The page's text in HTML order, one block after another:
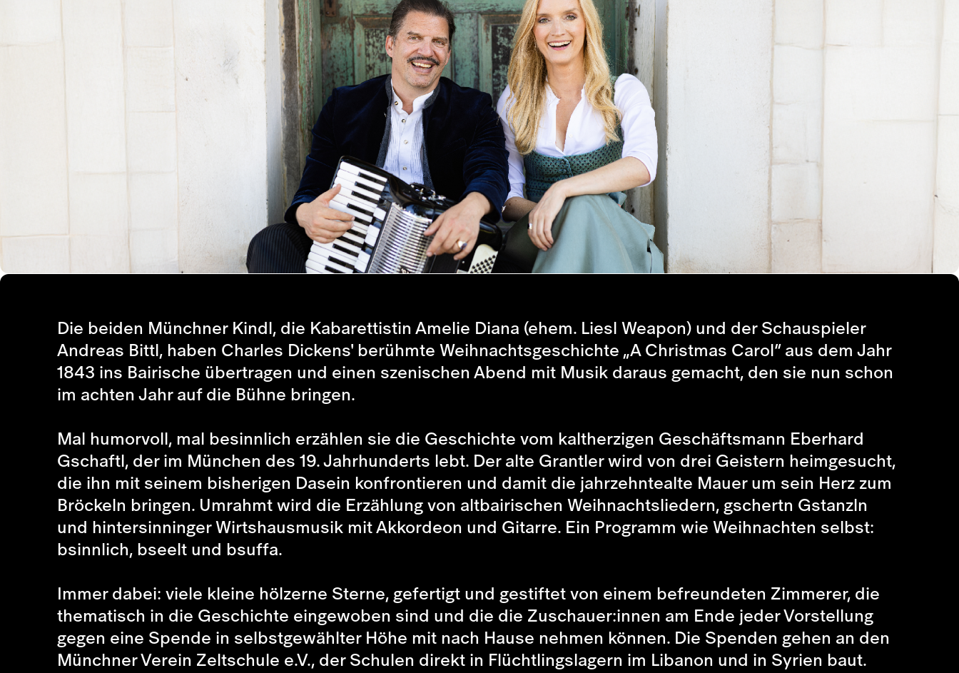
Die beiden Münchner Kindl, die Kabarettistin Amelie Diana (ehem. Liesl Weapon) und der Schauspieler
Andreas Bittl, haben Charles Dickens' berühmte Weihnachtsgeschichte „A Christmas Carol“ aus dem Jahr
1843 ins Bairische übertragen und einen szenischen Abend mit Musik daraus gemacht, den sie nun schon
im achten Jahr auf die Bühne bringen.
Mal humorvoll, mal besinnlich erzählen sie die Geschichte vom kaltherzigen Geschäftsmann Eberhard
Gschaftl, der im München des 19. Jahrhunderts lebt. Der alte Grantler wird von drei Geistern heimgesucht,
die ihn mit seinem bisherigen Dasein konfrontieren und damit die jahrzehntealte Mauer um sein Herz zum
Bröckeln bringen. Umrahmt wird die Erzählung von altbairischen Weihnachtsliedern, gschertn Gstanzln
und hintersinninger Wirtshausmusik mit Akkordeon und Gitarre. Ein Programm wie Weihnachten selbst:
bsinnlich, bseelt und bsuffa.
Immer dabei: viele kleine hölzerne Sterne, gefertigt und gestiftet von einem befreundeten Zimmerer, die
thematisch in die Geschichte eingewoben sind und die die Zuschauer:innen am Ende jeder Vorstellung
gegen eine Spende in selbstgewählter Höhe mit nach Hause nehmen können. Die Spenden gehen an den
Münchner Verein Zeltschule e.V., der Schulen direkt in Flüchtlingslagern im Libanon und in Syrien baut.